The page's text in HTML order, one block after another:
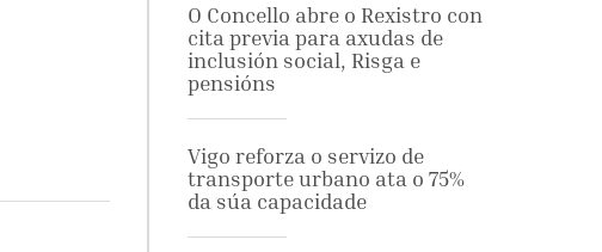
O Concello abre o Rexistro con
cita previa para axudas de
inclusión social, Risga e
pensións
Vigo reforza o servizo de
transporte urbano ata o 75%
da súa capacidade